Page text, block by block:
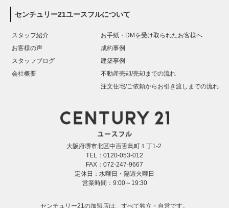
センチュリー21ユースフルについて
スタッフ紹介
お客様の声
スタッフブログ
会社概要
お手紙・DMを受け取られたお客様へ
成約事例
建築事例
不動産売却/売却までの流れ
注文住宅/ご依頼からお引き渡しまでの流れ
大阪府堺市北区中百舌鳥町１丁1-2
TEL：0120-053-012
FAX：072-247-9667
定休日：水曜日・隔週火曜日
営業時間：9:00～19:30
センチュリー21の加盟店は、すべて独立・自営です。